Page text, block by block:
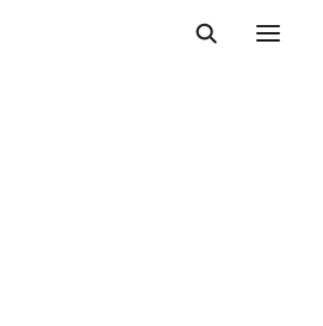
LIBRES - 18H